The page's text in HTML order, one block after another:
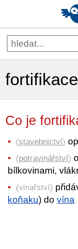
fortifikace
Co je
(stavebnictví)
(potravinářství)
bílkovinami,
(vinařství)
koňaku) dovína